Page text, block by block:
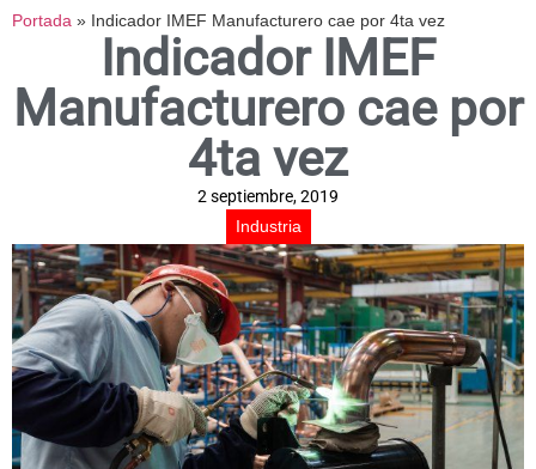
Portada » Indicador IMEF Manufacturero cae por 4ta vez
Indicador IMEF
Manufacturero cae por
4ta vez
2 septiembre, 2019
Industria